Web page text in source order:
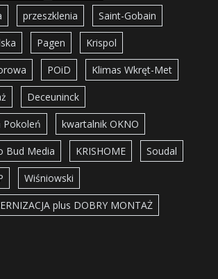
przeszklenia Saint-Gobain
Pagen Krispol
POiD Klimas Wkręt-Met
Deceuninck
Pokoleń kwartalnik OKNO
Bud Media KRISHOME Soudal
Wiśniowski
plus DOBRY MONTAŻ